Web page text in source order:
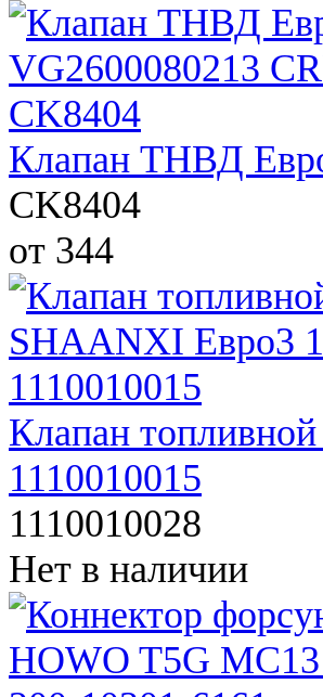
Клапан ТНВД
CK8404
от 344
Клапан
1110010015
1110010028
Нет в наличии